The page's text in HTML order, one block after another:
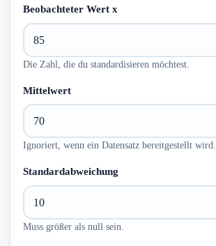
Beobachteter Wert x
Die Zahl, die du standardisieren möchtest.
Mittelwert
Ignoriert, wenn ein Datensatz bereitgestellt wird.
Standardabweichung
Muss größer als null sein.